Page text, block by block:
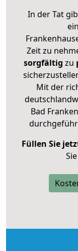
In der Tat
Zeit zu
sorgfältig zu
Mit der
Bad
Füllen Sie